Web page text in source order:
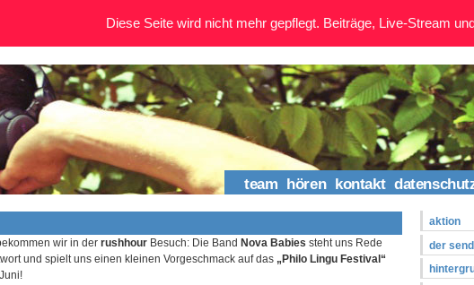
team hören kontakt
wir in der rushhour Besuch: Die Band Nova Babies steht uns Rede
und spielt uns einen kleinen Vorgeschmack auf das „Philo Lingu Festival“
aktion
der
Diese Seite wird nicht mehr gepflegt. Beiträge, Live-Stream